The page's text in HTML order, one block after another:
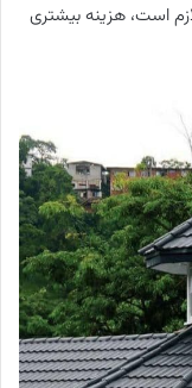
است، هزینه بیشتری